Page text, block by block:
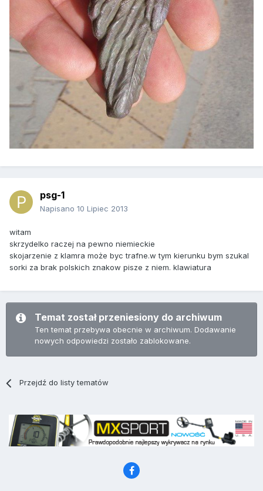
psg-1
Napisano 10 Lipiec 2013
witam
skrzydelko raczej na pewno niemieckie
skojarzenie z klamra może byc trafne.w tym kierunku bym szukal
sorki za brak polskich znakow pisze z niem. klawiatura
Temat został przeniesiony do archiwum
Ten temat przebywa obecnie w archiwum. Dodawanie
nowych odpowiedzi zostało zablokowane.
Przejdź do listy tematów